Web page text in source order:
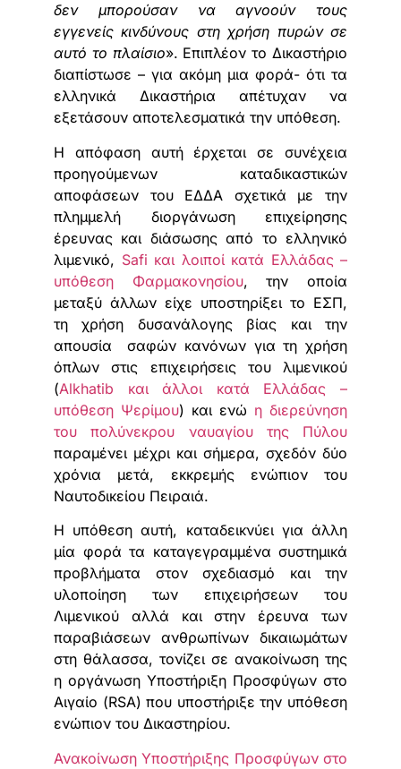
δεν μπορούσαν να αγνοούν τους
εγγενείς κινδύνους στη χρήση πυρών σε
αυτό το πλαίσιο». Επιπλέον το Δικαστήριο
διαπίστωσε – για ακόμη μια φορά- ότι τα
ελληνικά Δικαστήρια απέτυχαν να
εξετάσουν αποτελεσματικά την υπόθεση.
H απόφαση αυτή έρχεται σε συνέχεια
προηγούμενων καταδικαστικών
αποφάσεων του ΕΔΔΑ σχετικά με την
πλημμελή διοργάνωση επιχείρησης
έρευνας και διάσωσης από το ελληνικό
λιμενικό, Safi και λοιποί κατά Ελλάδας –
υπόθεση Φαρμακονησίου, την οποία
μεταξύ άλλων είχε υποστηρίξει το ΕΣΠ,
τη χρήση δυσανάλογης βίας και την
απουσία σαφών κανόνων για τη χρήση
όπλων στις επιχειρήσεις του λιμενικού
(Alkhatib και άλλοι κατά Ελλάδας –
υπόθεση Ψερίμου) και ενώ η διερεύνηση
του πολύνεκρου ναυαγίου της Πύλου
παραμένει μέχρι και σήμερα, σχεδόν δύο
χρόνια μετά, εκκρεμής ενώπιον του
Ναυτοδικείου Πειραιά.
Η υπόθεση αυτή, καταδεικνύει για άλλη
μία φορά τα καταγεγραμμένα συστημικά
προβλήματα στον σχεδιασμό και την
υλοποίηση των επιχειρήσεων του
Λιμενικού αλλά και στην έρευνα των
παραβιάσεων ανθρωπίνων δικαιωμάτων
στη θάλασσα, τονίζει σε ανακοίνωση της
η οργάνωση Υποστήριξη Προσφύγων στο
Αιγαίο (RSA) που υποστήριξε την υπόθεση
ενώπιον του Δικαστηρίου.
Ανακοίνωση Υποστήριξης Προσφύγων στο